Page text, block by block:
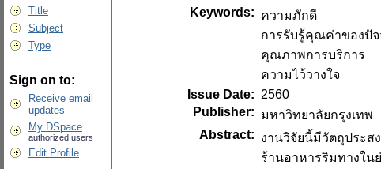
Title
Subject
Type
Sign on to:
Receive email
updates
My DSpace
authorized users
Edit Profile
Keywords: ความภักดี
การรับรู้คุณค่าของปัจ
คุณภาพการบริการ
ความไว้วางใจ
Issue Date: 2560
Publisher: มหาวิทยาลัยกรุงเทพ
Abstract: งานวิจัยนี้มีวัตถุประ
ร้านอาหารริมทางใน